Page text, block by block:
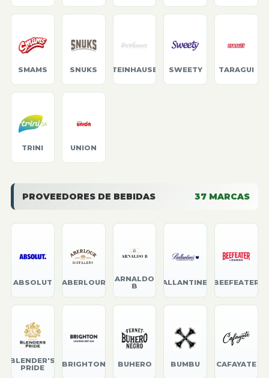
SMAMS SNUKS STEINHAUSER SWEETY TARAGUI
TRINI UNION
PROVEEDORES DE BEBIDAS 37 MARCAS
ABSOLUT ABERLOUR
ARNALDO
B
BALLANTINE'S BEEFEATER
BLENDER'S
PRIDE
BRIGHTON BUHERO BUMBU CAFAYATE